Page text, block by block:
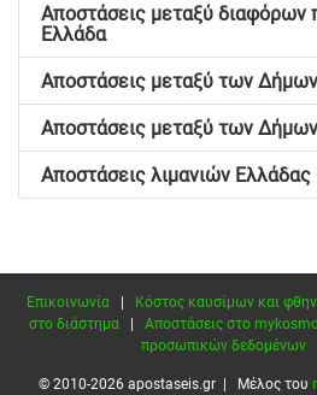
Αποστάσεις μεταξύ διαφόρων
Ελλάδα
Αποστάσεις μεταξύ των
Αποστάσεις μεταξύ των
Αποστάσεις λιμανιών Ελλάδας
Επικοινωνία| Κόστος καυσίμων και
στο διάστημα| Αποστάσεις στο
προσωπικών δεδομένων
© 2010-2026 apostaseis.gr | Μέλος του